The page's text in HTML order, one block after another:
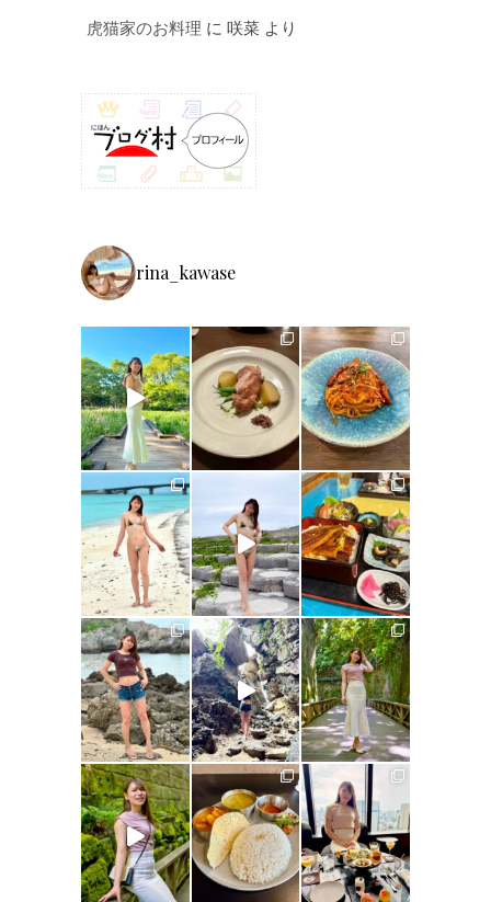
虎猫家のお料理 に 咲菜 より
rina_kawase